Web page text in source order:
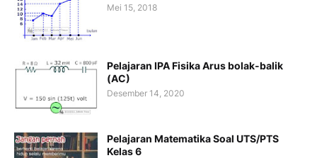
Mei 15, 2018
Pelajaran IPA Fisika Arus bolak-balik
(AC)
Desember 14, 2020
Pelajaran Matematika Soal UTS/PTS
Kelas 6